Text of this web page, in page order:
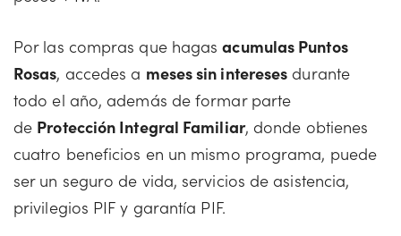
Por las compras que hagasacumulas Puntos
Rosas, accedes a meses sin intereses durante
todo el año, además de formar parte
de Protección Integral Familiar, donde obtienes
cuatro beneficios en un mismo programa, puede
ser un seguro de vida, servicios de asistencia,
privilegios PIF y garantía PIF.